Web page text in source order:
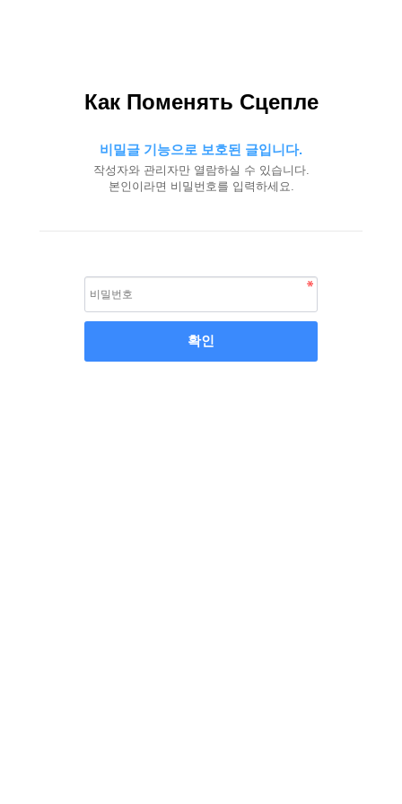
Как Поменять Сцепле
비밀글 기능으로 보호된 글입니다.
작성자와 관리자만 열람하실 수 있습니다.
본인이라면 비밀번호를 입력하세요.